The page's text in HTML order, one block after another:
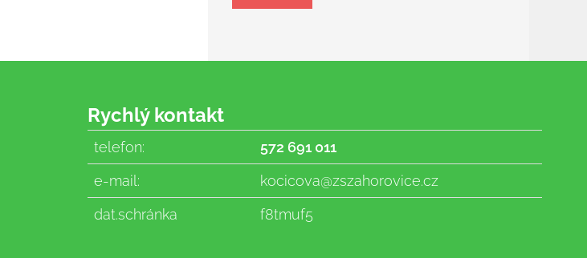
Rychlý kontakt
telefon:
572 691 011
e-mail:
kocicova@zszahorovice.cz
dat.schránka
f8tmuf5